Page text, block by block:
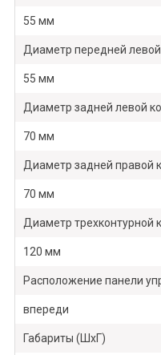
55 мм
Диаметр передней
55 мм
Диаметр задней левой
70 мм
Диаметр задней правой
70 мм
Диаметр трехконтурной
120 мм
Расположение панели
впереди
Габариты (ШхГ)